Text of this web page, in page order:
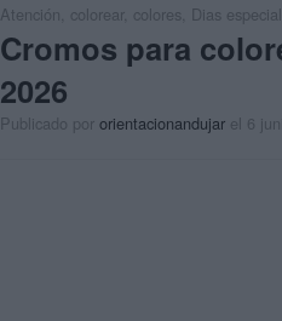
Atención colorear, colores Dias
Cromos para
2026
Publicado por orientacionandujar el 6